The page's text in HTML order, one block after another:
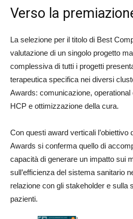
Verso la
La selezione per il titolo di Best
valutazione di un singolo progetto
complessiva di tutti i progetti
terapeutica specifica nei diversi
Awards: comunicazione,
HCP e ottimizzazione della cura.
Con questi award verticali l’obiettivo
Awards si conferma quello di
capacità di generare un impatto sui
sull’efficienza del sistema sanitario
relazione con gli stakeholder e sulla
pazienti.